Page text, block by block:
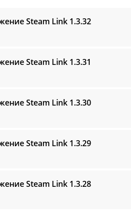
Steam Link 1.3.32
Steam Link 1.3.31
Steam Link 1.3.30
Steam Link 1.3.29
Steam Link 1.3.28